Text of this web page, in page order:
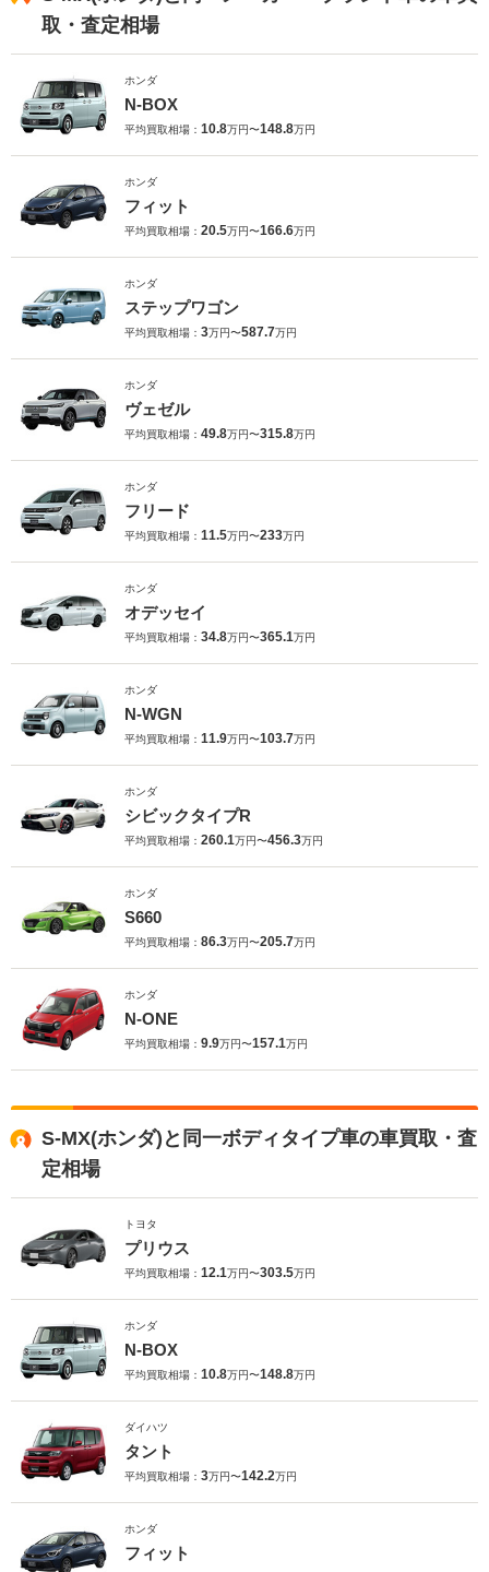
取・査定相場
ホンダ
N-BOX
平均買取相場： 10.8万円〜148.8万円
ホンダ
フィット
平均買取相場： 20.5万円〜166.6万円
ホンダ
ステップワゴン
平均買取相場： 3万円〜587.7万円
ホンダ
ヴェゼル
平均買取相場： 49.8万円〜315.8万円
ホンダ
フリード
平均買取相場： 11.5万円〜233万円
ホンダ
オデッセイ
平均買取相場： 34.8万円〜365.1万円
ホンダ
N-WGN
平均買取相場： 11.9万円〜103.7万円
ホンダ
シビックタイプR
平均買取相場： 260.1万円〜456.3万円
ホンダ
S660
平均買取相場： 86.3万円〜205.7万円
ホンダ
N-ONE
平均買取相場： 9.9万円〜157.1万円
S-MX(ホンダ)と同一ボディタイプ車の車買取・査
定相場
トヨタ
プリウス
平均買取相場： 12.1万円〜303.5万円
ホンダ
N-BOX
平均買取相場： 10.8万円〜148.8万円
ダイハツ
タント
平均買取相場： 3万円〜142.2万円
ホンダ
フィット